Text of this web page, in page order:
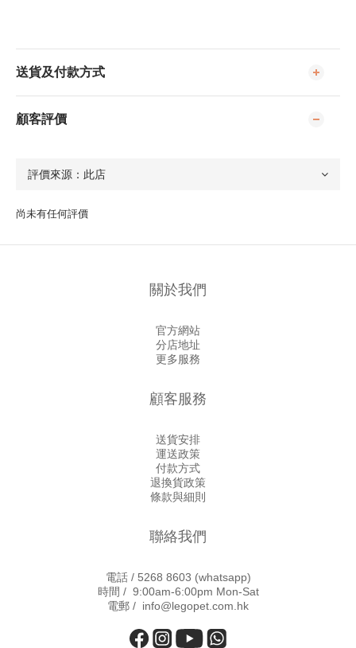
送貨及付款方式
顧客評價
尚未有任何評價
關於我們
官方網站
分店地址
更多服務
顧客服務
送貨安排
運送政策
付款方式
退換貨政策
條款與細則
聯絡我們
電話 / 5268 8603 (whatsapp)
時間 / 9:00am-6:00pm Mon-Sat
電郵 / info@legopet.com.hk